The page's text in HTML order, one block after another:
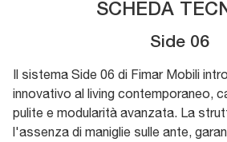
SCHEDA
Side 06
Il sistema Side 06 di Fimar Mobili
innovativo al living contemporaneo,
pulite e modularità avanzata. La
l'assenza di maniglie sulle ante,